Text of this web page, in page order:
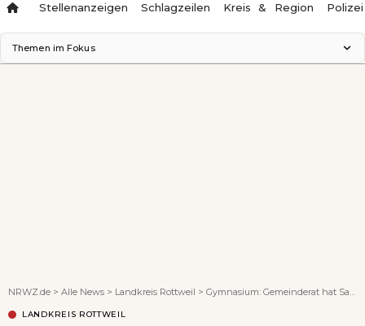
Stellenanzeigen Schlagzeilen Kreis & Region Polizei
Themen im Fokus
NRWZ.de > Alle News > Landkreis Rottweil > Gymnasium: Gemeinderat hat Sanierungsfahrplan beschlossen
LANDKREIS ROTTWEIL